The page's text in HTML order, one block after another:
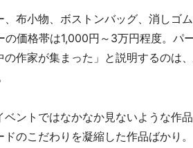
布小物、ボストンバッグ、消しゴ
価格帯は1,000円～3万円程度。パ
作家が集まった」と説明するのは
ントではなかなか見ないような作
のこだわりを凝縮した作品ばかり